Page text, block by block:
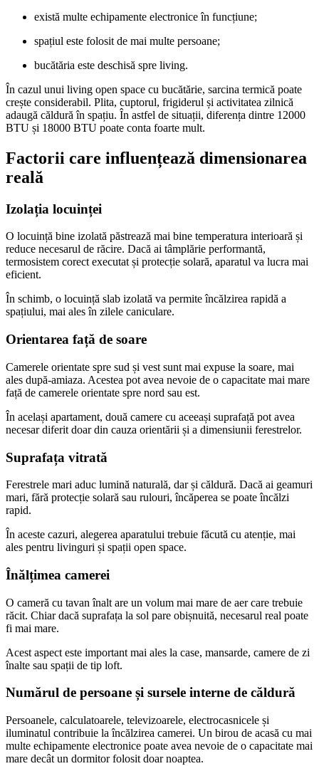
există multe echipamente electronice în funcțiune;
spațiul este folosit de mai multe persoane;
bucătăria este deschisă spre living.
În cazul unui living open space cu bucătărie, sarcina termică poate
crește considerabil. Plita, cuptorul, frigiderul și activitatea zilnică
adaugă căldură în spațiu. În astfel de situații, diferența dintre 12000
BTU și 18000 BTU poate conta foarte mult.
Factorii care influențează dimensionarea
reală
Izolația locuinței
O locuință bine izolată păstrează mai bine temperatura interioară și
reduce necesarul de răcire. Dacă ai tâmplărie performantă,
termosistem corect executat și protecție solară, aparatul va lucra mai
eficient.
În schimb, o locuință slab izolată va permite încălzirea rapidă a
spațiului, mai ales în zilele caniculare.
Orientarea față de soare
Camerele orientate spre sud și vest sunt mai expuse la soare, mai
ales după-amiaza. Acestea pot avea nevoie de o capacitate mai mare
față de camerele orientate spre nord sau est.
În același apartament, două camere cu aceeași suprafață pot avea
necesar diferit doar din cauza orientării și a dimensiunii ferestrelor.
Suprafața vitrată
Ferestrele mari aduc lumină naturală, dar și căldură. Dacă ai geamuri
mari, fără protecție solară sau rulouri, încăperea se poate încălzi
rapid.
În aceste cazuri, alegerea aparatului trebuie făcută cu atenție, mai
ales pentru livinguri și spații open space.
Înălțimea camerei
O cameră cu tavan înalt are un volum mai mare de aer care trebuie
răcit. Chiar dacă suprafața la sol pare obișnuită, necesarul real poate
fi mai mare.
Acest aspect este important mai ales la case, mansarde, camere de zi
înalte sau spații de tip loft.
Numărul de persoane și sursele interne de căldură
Persoanele, calculatoarele, televizoarele, electrocasnicele și
iluminatul contribuie la încălzirea camerei. Un birou de acasă cu mai
multe echipamente electronice poate avea nevoie de o capacitate mai
mare decât un dormitor folosit doar noaptea.